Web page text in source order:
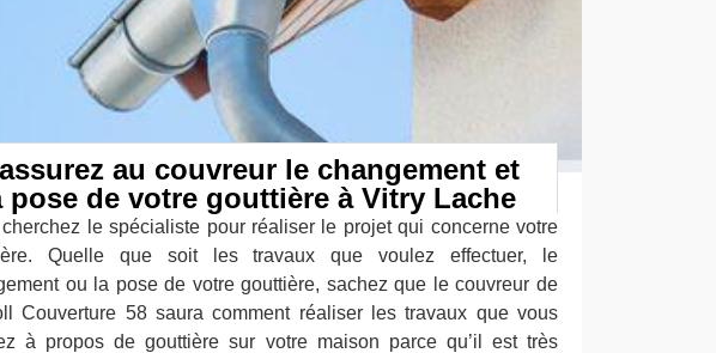
au couvreur le changement et
pose de votre gouttière à Vitry Lache
le spécialiste pour réaliser le projet qui concerne votre
Quelle que soit les travaux que voulez effectuer, le
ou la pose de votre gouttière, sachez que le couvreur de
Couverture 58 saura comment réaliser les travaux que vous
à propos de gouttière sur votre maison parce qu’il est très